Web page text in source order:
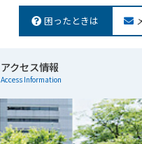
困ったときは
アクセス情報
Access Information